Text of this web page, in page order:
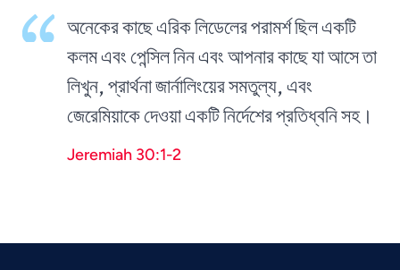
অনেকের কাছে এরিক লিডেলের পরামর্শ ছিল একটি
কলম এবং পেন্সিল নিন এবং আপনার কাছে যা আসে তা
লিখুন, প্রার্থনা জার্নালিংয়ের সমতুল্য, এবং
জেরেমিয়াকে দেওয়া একটি নির্দেশের প্রতিধ্বনি সহ।
Jeremiah 30:1-2
Tamil
Vietnamese